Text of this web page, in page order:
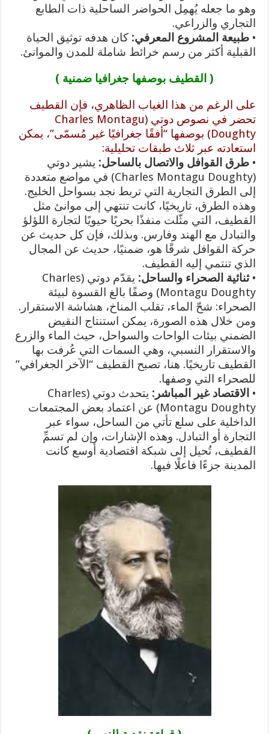
وهو ما جعله يُهمِل الحواضر الساحلية ذات الطابع
التجاري والزراعي.
•طبيعة المشروع المعرفي:كان هدفه توثيق الحياة
القبلية أكثر من رسم خرائط شاملة للمدن والموانئ.
( القطيف بوصفها جغرافيا ضمنية )
على الرغم من هذا الغياب الظاهري، فإن القطيف
تحضر في نصوص دوتي (Charles Montagu
Doughty) بوصفها “أفقًا جغرافيًا غير مُسمّى”، يمكن
استعادته عبر ثلاث طبقات تحليلية:
•طرق القوافل والاتصال بالساحل: يشير دوتي
(Charles Montagu Doughty) في مواضع متعددة
إلى الطرق التجارية التي تربط نجد بسواحل الخليج.
وهذه الطرق، تاريخيًا، كانت تنتهي إلى موانئ مثل
القطيف، التي مثّلت منفذًا بحريًا حيويًا لتجارة اللؤلؤ
والتبادل مع الهند وفارس. وبذلك، فإن كل حديث عن
حركة القوافل شرقًا هو، ضمنيًا، حديث عن المجال
الذي تنتمي إليه القطيف.
•ثنائية الصحراء والساحل:
يقدّم دوتي (Charles
Montagu Doughty) وصفًا بالغ القسوة لبيئة
الصحراء: شحّ الماء، تقلب المناخ، هشاشة الاستقرار.
ومن خلال هذه الصورة، يمكن استنتاج النقيض
الضمني بيئات الواحات والسواحل، حيث الماء والزرع
والاستقرار النسبي، وهي السمات التي عُرفت بها
القطيف تاريخيًا. هنا، تصبح القطيف “الآخر الجغرافي”
للصحراء التي وصفها.
• الاقتصاد غير المباشر:
يتحدث دوتي (Charles
Montagu Doughty) عن اعتماد بعض المجتمعات
الداخلية على سلع تأتي من الساحل، سواء عبر
التجارة أو التبادل. وهذه الإشارات، وإن لم تسمِّ
القطيف، تُحيل إلى شبكة اقتصادية أوسع كانت
المدينة جزءًا فاعلًا فيها.